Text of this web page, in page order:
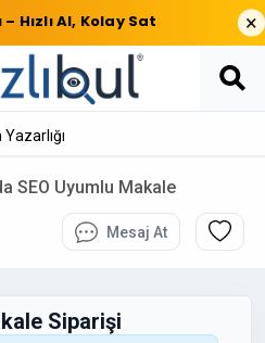
Hızlı Al, Kolay Sat ×
SEO Uyumlu Makale
Mesaj At
Siparişi